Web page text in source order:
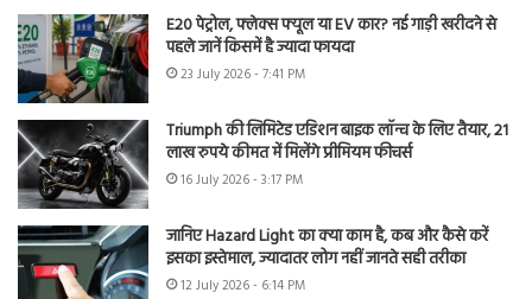
E20 पेट्रोल, फ्लेक्स फ्यूल या EV कार? नई गाड़ी खरीदने से
पहले जानें किसमें है ज्यादा फायदा
23 July 2026 - 7:41 PM
Triumph की लिमिटेड एडिशन बाइक लॉन्च के लिए तैयार, 21
लाख रुपये कीमत में मिलेंगे प्रीमियम फीचर्स
16 July 2026 - 3:17 PM
जानिए Hazard Light का क्या काम है, कब और कैसे करें
इसका इस्तेमाल, ज्यादातर लोग नहीं जानते सही तरीका
12 July 2026 - 6:14 PM